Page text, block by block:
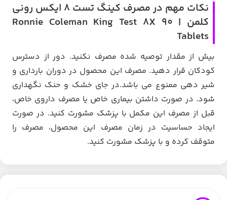
نکات مهم در مصرف کینگ تست 8 ایکس رونی
کلمن | Ronnie Coleman King Test 8X 90
Tablets
بیش از مقدار توصیه شده مصرف نکنید. دور از دسترس
کودکان قرار دهید. مصرف این محصول در دوران بارداری و
شیر دهی ممنوع می باشد.در جای خشک و حنک نگهداری
شود. در صورت داشتن بیماری خاص یا مصرف داروی خاص،
قبل از مصرف این مکمل با پزشک مشورت کنید. در صورت
ایجاد حساسیت در زمان مصرف این محصول، مصرف را
متوقف کرده و با پزشک مشورت کنید.